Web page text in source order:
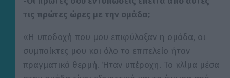
τις πρώτες ώρες με την ομάδα;
«Η υποδοχή που μου επιφύλαξαν η ομάδα, οι
συμπαίκτες μου και όλο το επιτελείο ήταν
πραγματικά θερμή. Ήταν υπέροχη. Το κλίμα μέσα